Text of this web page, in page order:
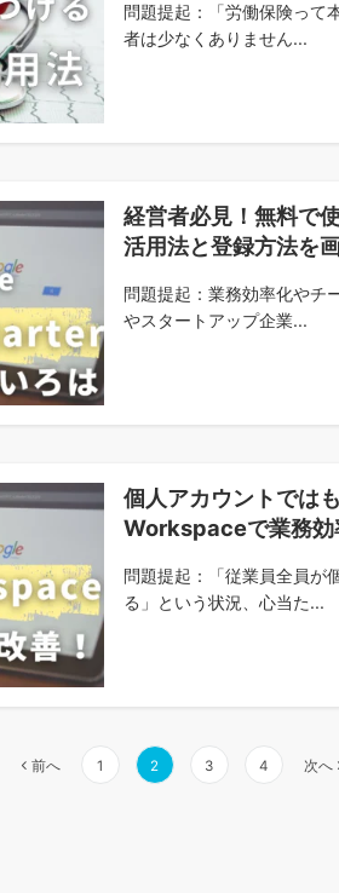
問題提起：「労働保険って
者は少なくありません...
経営者必見！無料で
活用法と登録方法を
問題提起：業務効率化やチ
やスタートアップ企業...
個人アカウントでは
Workspaceで業務効
問題提起：「従業員全員が
る」という状況、心当た...
前へ 1 2 3 4 次へ